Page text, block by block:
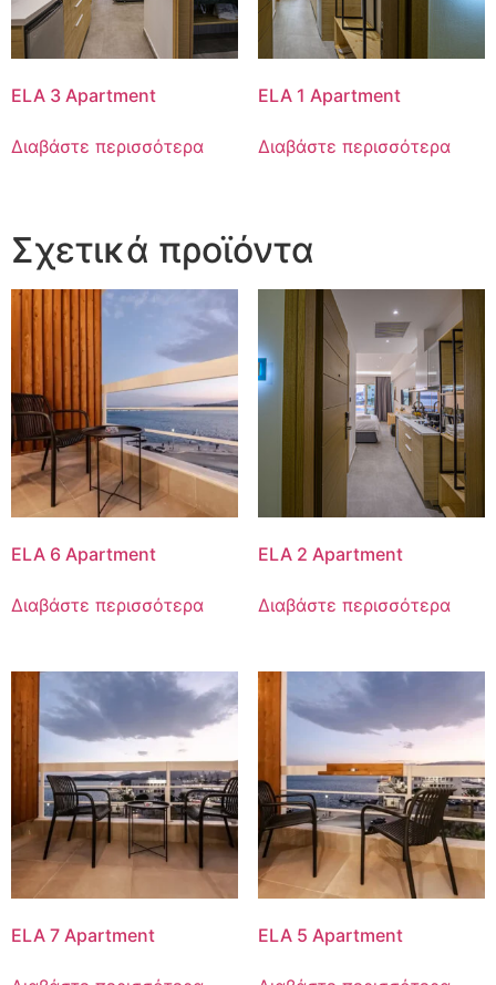
ELA 3 Apartment
Διαβάστε περισσότερα
ELA 1 Apartment
Διαβάστε περισσότερα
Σχετικά προϊόντα
ELA 6 Apartment
Διαβάστε περισσότερα
ELA 2 Apartment
Διαβάστε περισσότερα
ELA 7 Apartment ELA 5 Apartment